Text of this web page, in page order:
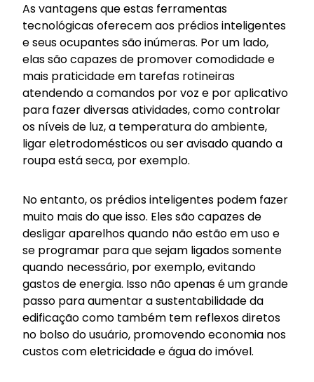
As vantagens que estas ferramentas
tecnológicas oferecem aos prédios inteligentes
e seus ocupantes são inúmeras. Por um lado,
elas são capazes de promover comodidade e
mais praticidade em tarefas rotineiras
atendendo a comandos por voz e por aplicativo
para fazer diversas atividades, como controlar
os níveis de luz, a temperatura do ambiente,
ligar eletrodomésticos ou ser avisado quando a
roupa está seca, por exemplo.
No entanto, os prédios inteligentes podem fazer
muito mais do que isso. Eles são capazes de
desligar aparelhos quando não estão em uso e
se programar para que sejam ligados somente
quando necessário, por exemplo, evitando
gastos de energia. Isso não apenas é um grande
passo para aumentar a sustentabilidade da
edificação como também tem reflexos diretos
no bolso do usuário, promovendo economia nos
custos com eletricidade e água do imóvel.